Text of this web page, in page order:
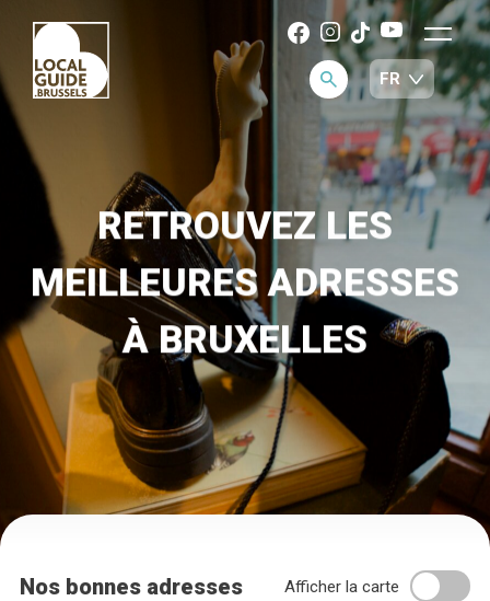
RETROUVEZ LES
MEILLEURES ADRESSES
À BRUXELLES
Nos bonnes adresses Afficher la carte